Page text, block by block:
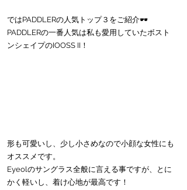
ではPADDLERの人気トップ３をご紹介🕶
PADDLERの一番人気は私も愛用していたボスト
ンシェイプのIOOSS II！
形も可愛いし、少し小さめなので小顔な女性にも
オススメです。
Eyeolのサングラス全般に言える事ですが、とに
かく軽いし、着け心地が最高です！